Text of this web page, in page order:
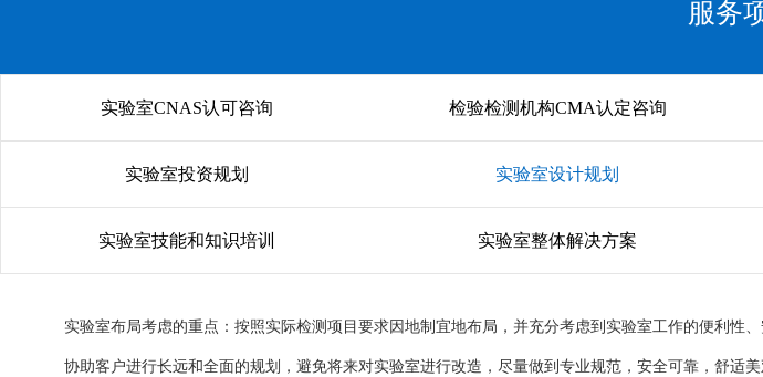
服务
实验室CNAS认可咨询 检验检测机构CMA认定咨询
实验室投资规划 实验室设计规划
实验室技能和知识培训 实验室整体解决方案
实验室布局考虑的重点：按照实际检测项目要求因地制宜地布局，并充分考虑到实验室工作的便利性、
协助客户进行长远和全面的规划，避免将来对实验室进行改造，尽量做到专业规范，安全可靠，舒适美